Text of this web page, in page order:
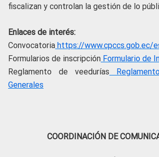
fiscalizan y controlan la gestión de lo
Enlaces de interés:
Convocatoria https://www.cpccs.gob.ec/
Formularios de inscripción Formulario de
Reglamento de veedurías
Generales
COORDINACIÓN DE